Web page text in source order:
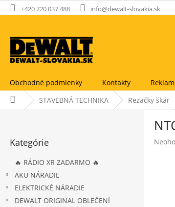
Prejsť
na
+420 720 037 488 info@dewalt-slovakia.sk
Obchodné podmienky Kontakty
DomovSTAVEBNÁ TECHNIKA Rezačky škár
kategórie
Kategórie
🔥 RÁDIO XR ZADARMO 🔥
AKU NÁRADIE
ELEKTRICKÉ NÁRADIE
DEWALT ORIGINAL OBLEČENÍ